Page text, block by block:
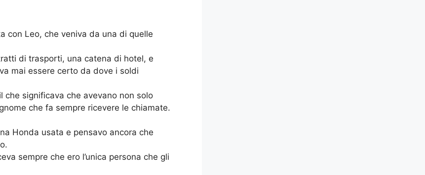
con Leo, che veniva da una di quelle
di trasporti, una catena di hotel, e
mai essere certo da dove i soldi
che significava che avevano non solo
che fa sempre ricevere le chiamate.
Honda usata e pensavo ancora che
sempre che ero l’unica persona che gli